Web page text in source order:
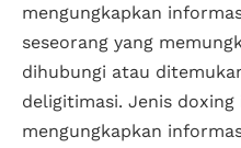
mengungkapkan
seseorang yang
dihubungi atau
deligitimasi. Jenis
mengungkapkan